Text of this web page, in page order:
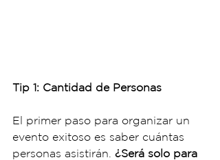
Tip 1: Cantidad de Personas
El primer paso para organizar un
evento exitoso es saber cuántas
personas asistirán. ¿Será solo para